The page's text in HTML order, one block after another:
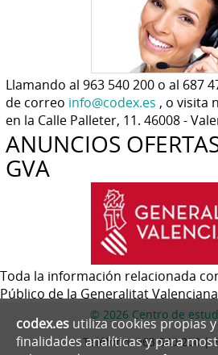
Llamando al 963 540 200 o al 687
de correo info@codex.es , o visita
en la Calle Palleter, 11. 46008 -
ANUNCIOS
GVA
Toda la información relacionada
Público de la Generalitat
© 2026 Centro de
Teléfono: 963 540 200 |
codex.es utiliza cookies propias
finalidades analíticas y para